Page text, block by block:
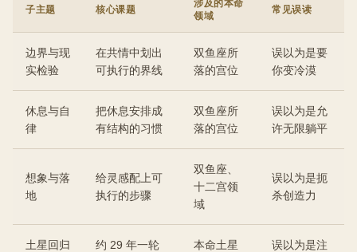
子主题 核心课题
涉及的本命
领域
常见误读
边界与现
实检验
在共情中划出
可执行的界线
双鱼座所
落的宫位
误以为是要
你变冷漠
休息与自
律
把休息安排成
有结构的习惯
双鱼座所
落的宫位
误以为是允
许无限躺平
想象与落
地
给灵感配上可
执行的步骤
双鱼座、
十二宫领
域
误以为是扼
杀创造力
土星回归
约 29 年一轮
本命土星
误以为是注